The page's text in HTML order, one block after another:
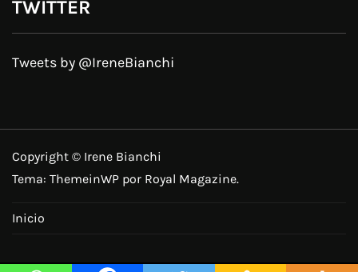
TWITTER
Tweets by @IreneBianchi
Copyright © Irene Bianchi
Tema: ThemeinWP por Royal Magazine.
Inicio